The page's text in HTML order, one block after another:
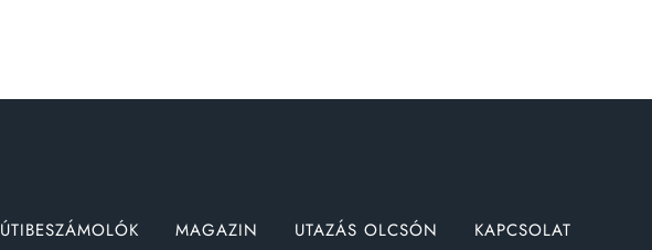
ÚTIBESZÁMOLÓK MAGAZIN UTAZÁS OLCSÓN KAPCSOLAT